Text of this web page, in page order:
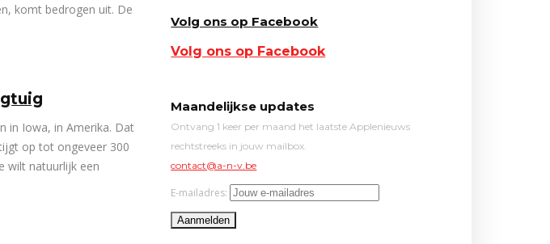
komt bedrogen uit. De
in Iowa, in Amerika. Dat
op tot ongeveer 300
wilt natuurlijk een
Volg ons op Facebook
Volg ons op Facebook
Maandelijkse updates
Ontvang 1 keer per maand het laatste Applenieuws
rechtstreeks in jouw mailbox.
contact@a-n-v.be
E-mailadres: